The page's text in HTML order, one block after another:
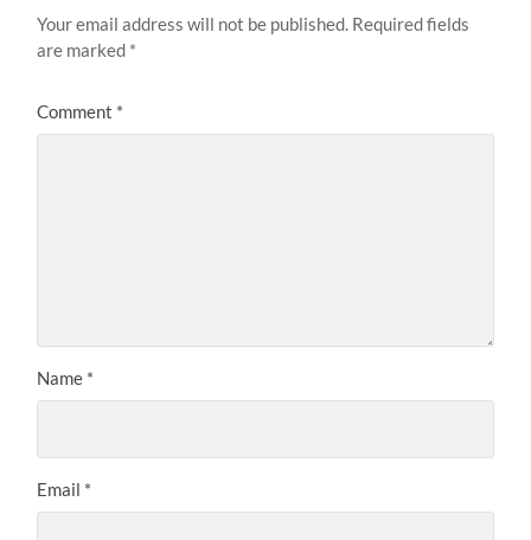
Your email address will not be published. Required fields
are marked *
Comment *
Name *
Email *